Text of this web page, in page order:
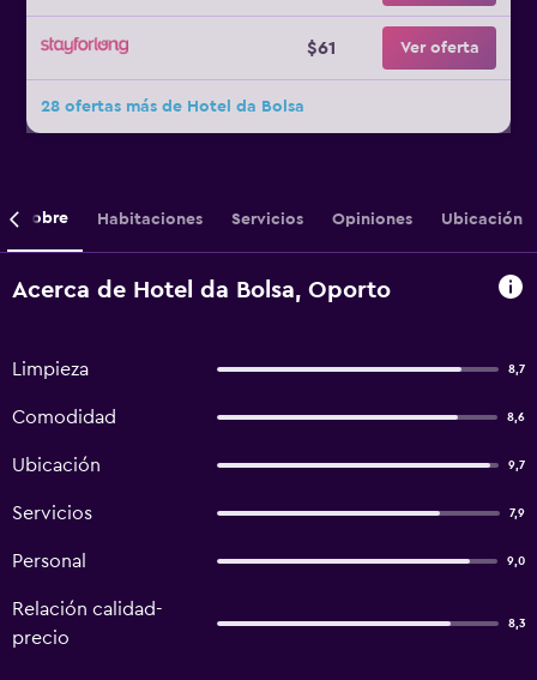
$61 Ver oferta
28 ofertas más de Hotel da Bolsa
Sobre Habitaciones Servicios Opiniones Ubicación
Acerca de Hotel da Bolsa, Oporto
Limpieza 8,7
Comodidad 8,6
Ubicación 9,7
Servicios 7,9
Personal 9,0
Relación calidad-
precio
8,3